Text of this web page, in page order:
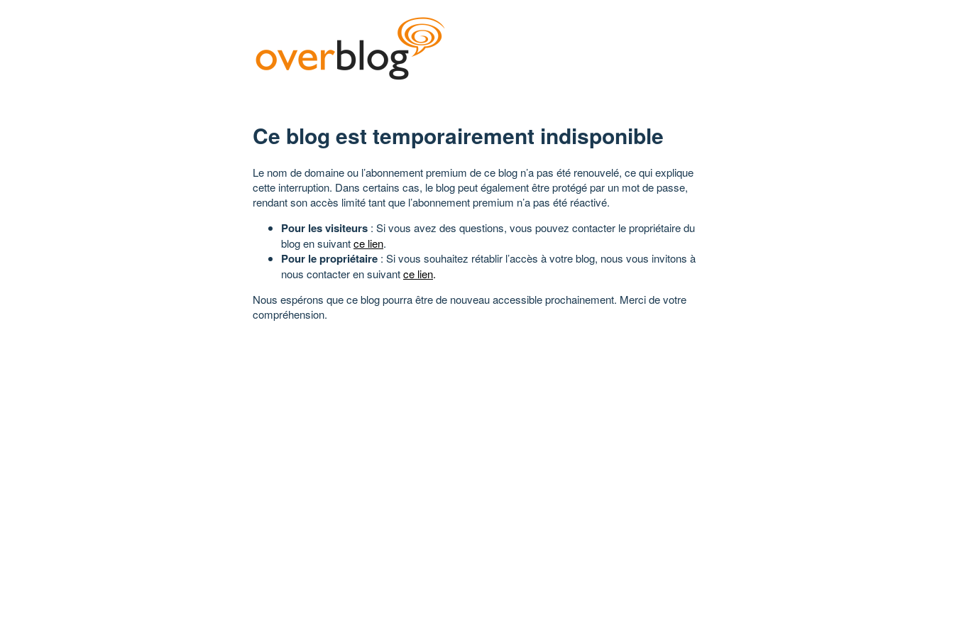
Ce blog est temporairement indisponible
Le nom de domaine ou l’abonnement premium de ce blog n’a pas été renouvelé, ce qui explique
cette interruption. Dans certains cas, le blog peut également être protégé par un mot de passe,
rendant son accès limité tant que l’abonnement premium n’a pas été réactivé.
Pour les visiteurs : Si vous avez des questions, vous pouvez contacter le propriétaire du
blog en suivantce lien.
Pour le propriétaire : Si vous souhaitez rétablir l’accès à votre blog, nous vous invitons à
nous contacter en suivantce lien.
Nous espérons que ce blog pourra être de nouveau accessible prochainement. Merci de votre
compréhension.